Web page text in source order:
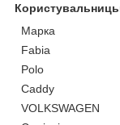
Марка
Fabia
Polo
Caddy
VOLKSWAGEN